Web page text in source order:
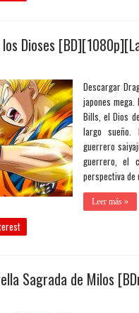
Dioses
Descargar
japones
Bills, el Dios
largo sueño.
guerrero
guerrero, el
perspectiva de
Leer más »
Sagrada de Milos